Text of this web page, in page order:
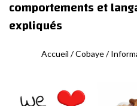
comportements et
expliqués
Accueil /Cobaye/